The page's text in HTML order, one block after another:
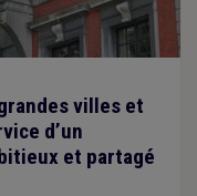
villes et
d’un
et partagé